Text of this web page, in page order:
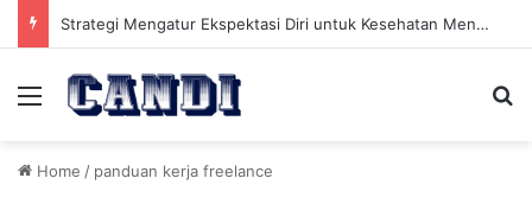
Strategi Mengatur Ekspektasi Diri untuk Kesehatan Mental yang Lebih Seimbang
Menu
Home / panduan kerja freelance